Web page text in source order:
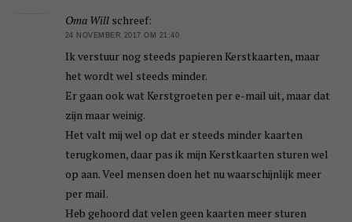
Oma Will schreef:
24 NOVEMBER 2017 OM 21:40
Ik verstuur nog steeds papieren Kerstkaarten, maar
het wordt wel steeds minder.
Er gaan ook wat Kerstgroeten per e-mail uit, maar dat
zijn maar weinig.
Het valt mij wel op dat er steeds minder kaarten
terugkomen, daar pas ik mijn Kerstkaarten sturen wel
op aan. Veel mensen doen het nu waarschijnlijk meer
per mail.
Heb gehoord dat velen geen kaarten meer sturen